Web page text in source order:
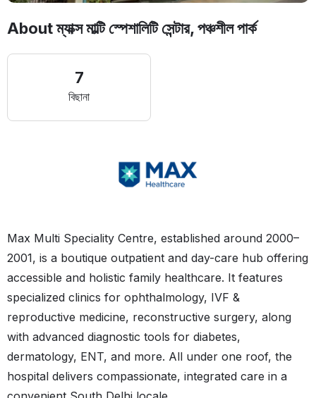
About ম্যাক্স মাল্টি স্পেশালিটি সেন্টার, পঞ্চশীল পার্ক
7
বিছানা
Max Multi Speciality Centre, established around 2000–
2001, is a boutique outpatient and day-care hub offering
accessible and holistic family healthcare. It features
specialized clinics for ophthalmology, IVF &
reproductive medicine, reconstructive surgery, along
with advanced diagnostic tools for diabetes,
dermatology, ENT, and more. All under one roof, the
hospital delivers compassionate, integrated care in a